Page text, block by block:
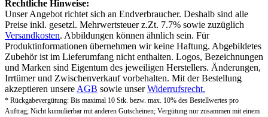
Rechtliche Hinweise:
Unser Angebot richtet sich an Endverbraucher. Deshalb sind alle
Preise inkl. gesetzl. Mehrwertsteuer z.Zt. 7.7% sowie zuzüglich
Versandkosten. Abbildungen können ähnlich sein. Für
Produktinformationen übernehmen wir keine Haftung. Abgebildetes
Zubehör ist im Lieferumfang nicht enthalten. Logos, Bezeichnungen
und Marken sind Eigentum des jeweiligen Herstellers. Änderungen,
Irrtümer und Zwischenverkauf vorbehalten. Mit der Bestellung
akzeptieren unsere AGB sowie unserWiderrufsrecht.
* Rückgabevergütung: Bis maximal 10 Stk. bezw. max. 10% des Bestellwertes pro
Auftrag; Nicht kumulierbar mit anderen Gutscheinen; Vergütung nur zusammen mit einem